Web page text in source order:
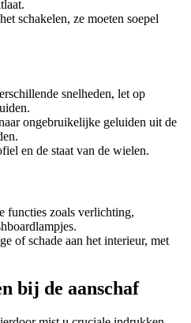
schakelen, ze moeten soepel
snelheden, let op
ongebruikelijke geluiden uit de
en de staat van de wielen.
functies zoals verlichting,
of schade aan het interieur, met
bij de aanschaf